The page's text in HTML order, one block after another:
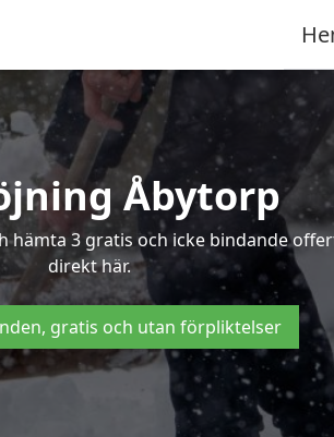
Åbytorp
3 gratis och icke bindande
direkt här.
gratis och utan förpliktelser